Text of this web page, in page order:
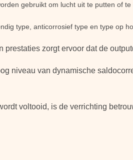
gebruikt om lucht uit te putten of te
type, anticorrosief type en type op
zorgt ervoor dat de
niveau van dynamische
voltooid, is de verrichting